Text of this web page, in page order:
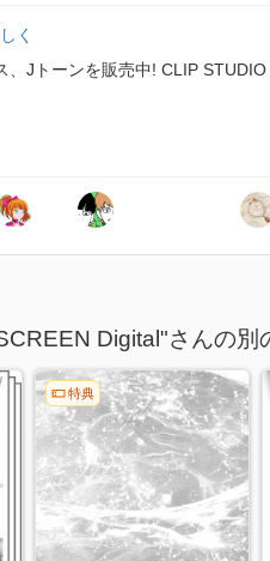
く
Jトーンを販売中! CLIP
Digital"さんの別
特典